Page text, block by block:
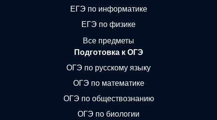
ЕГЭ по информатике
ЕГЭ по физике
Все предметы
Подготовка к ОГЭ
ОГЭ по русскому языку
ОГЭ по математике
ОГЭ по обществознанию
ОГЭ по биологии